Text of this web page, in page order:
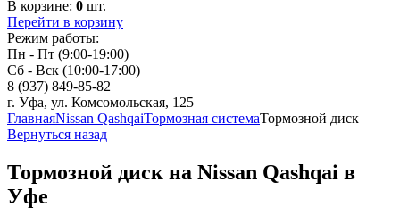
В корзине: 0 шт.
Перейти в корзину
Режим работы:
Пн - Пт (9:00-19:00)
Сб - Вск (10:00-17:00)
8 (937) 849-85-82
г. Уфа, ул. Комсомольская, 125
ГлавнаяNissan QashqaiТормозная системаТормозной диск
Вернуться назад
Тормозной диск на Nissan Qashqai в
Уфе